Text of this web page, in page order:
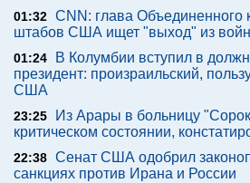
01:32 CNN: глава Объединенного
штабов США ищет "выход" из
01:24
В Колумбии вступил в
президент: произраильский,
США
23:25
Из Арары в больницу
критическом состоянии,
22:38 Сенат США одобрил
санкциях против Ирана и России